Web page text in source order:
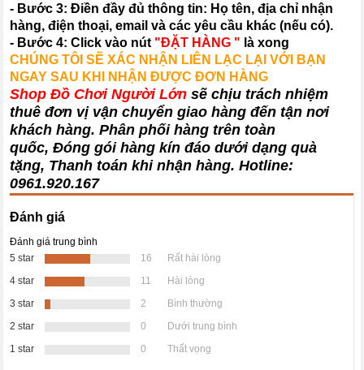
- Bước 3: Điền đầy đủ thông tin: Họ tên, địa chỉ nhận
hàng, điện thoại, email và các yêu cầu khác (nếu có).
- Bước 4: Click vào nút "ĐẶT HÀNG " là xong
CHÚNG TÔI SẼ XÁC NHẬN LIÊN LẠC LẠI VỚI BẠN
NGAY SAU KHI NHẬN ĐƯỢC ĐƠN HÀNG
Shop Đồ Chơi Người Lớn sẽ chịu trách nhiệm
thuê đơn vị vận chuyển giao hàng đến tận nơi
khách hàng. Phân phối hàng trên toàn
quốc, Đóng gói hàng kín đáo dưới dạng quà
tặng, Thanh toán khi nhận hàng. Hotline:
0961.920.167
Đánh giá
Đánh giá trung bình
5 star
16
Rất hài lòng
4 star
11
Hài lòng
3 star
2
Bình thường
2 star
0
Dưới trung bình
1 star
0 Thất vọng